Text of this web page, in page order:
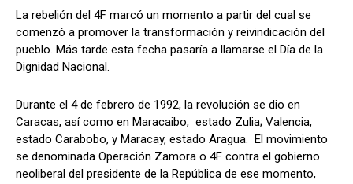
La rebelión del 4F marcó un momento a partir del cual se
comenzó a promover la transformación y reivindicación del
pueblo. Más tarde esta fecha pasaría a llamarse el Día de la
Dignidad Nacional.
Durante el 4 de febrero de 1992, la revolución se dio en
Caracas, así como en Maracaibo, estado Zulia; Valencia,
estado Carabobo, y Maracay​, estado Aragua. El movimiento
se denominada Operación Zamora o 4F contra el gobierno
neoliberal del presidente de la República de ese momento,